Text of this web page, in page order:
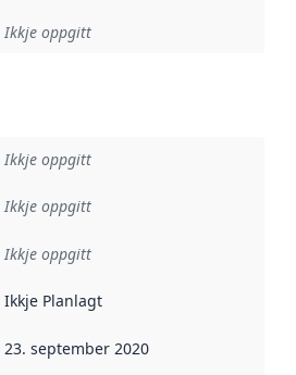
Ikkje oppgitt
Ikkje oppgitt
:
Ikkje oppgitt
Ikkje oppgitt
:
Ikkje Planlagt
datoen seier når dataa i dette
23. september 2020